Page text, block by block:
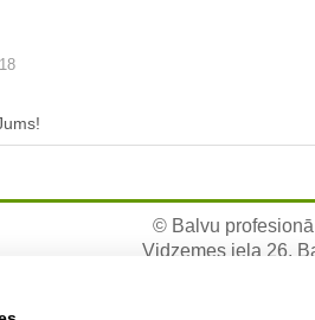
programma
© Balvu
Vidzemes iela 26,